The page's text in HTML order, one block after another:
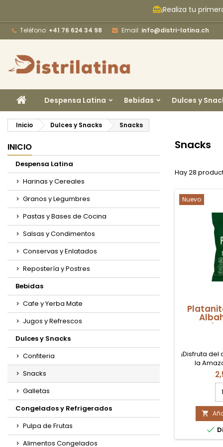
card_giftcard¡Realiza tu
Teléfono: +41 76 624 34 98 Email: info@distri-latina.ch
INICIODespensa Latina Bebidas Dulces y
Inicio Dulces y Snacks Snacks
INICIO
Despensa Latina
Harinas y Cereales
Granos y Legumbres
Pastas y Bases de Cocina
Salsas y Condimentos
Conservas y Enlatados
Repostería y Postres
Bebidas
Cafe y Yerba Mate
Jugos y Refrescos
Dulces y Snacks
Confiteria
Snacks
Galletas
Congelados y Refrigerados
Pulpa de Frutas
Alimentos Congelados
Snacks
Hay 28
Nuevo
¡Disfruta
la
machos de
y
gourmet
del
y

